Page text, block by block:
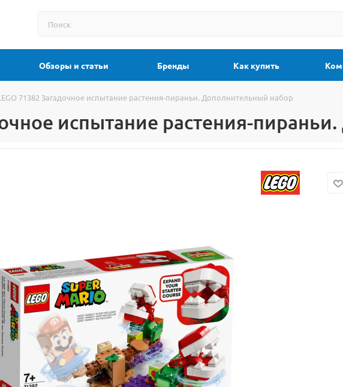
Обзоры и статьи Бренды Как купить
71382 Загадочное испытание растения-пираньи. Дополнительный набор
испытание растения-